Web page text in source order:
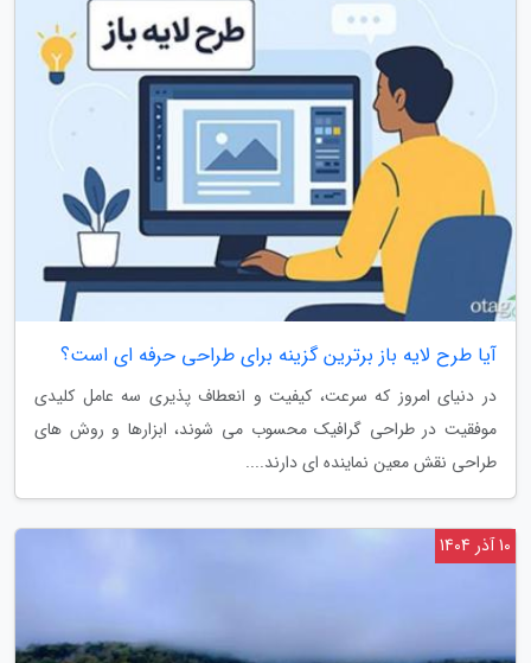
آیا طرح لایه باز برترین گزینه برای طراحی حرفه ای است؟
در دنیای امروز که سرعت، کیفیت و انعطاف پذیری سه عامل کلیدی
موفقیت در طراحی گرافیک محسوب می شوند، ابزارها و روش های
طراحی نقش معین نماینده ای دارند....
10 آذر 1404